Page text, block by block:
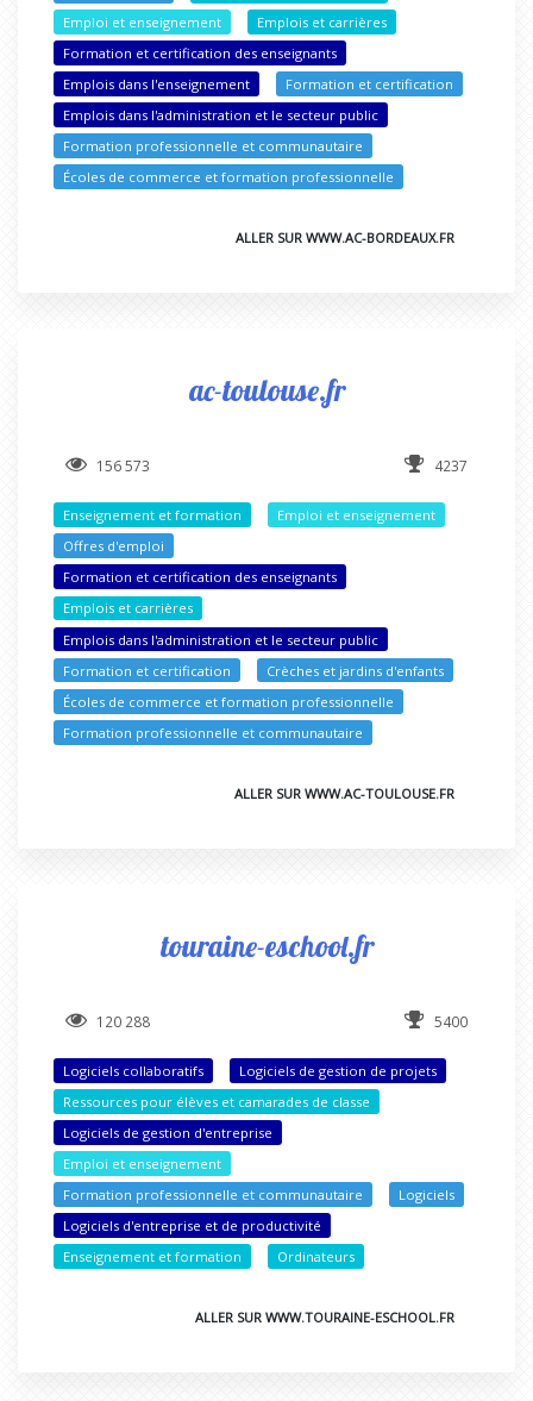
Emploi et enseignement
Emplois et carrières
Formation et certification des enseignants
Emplois dans l'enseignement
Formation et certification
Emplois dans l'administration et le secteur public
Formation professionnelle et communautaire
Écoles de commerce et formation professionnelle
ALLER SUR WWW.AC-BORDEAUX.FR
ac-toulouse.fr
156 573 4237
Enseignement et formation
Emploi et enseignement
Offres d'emploi
Formation et certification des enseignants
Emplois et carrières
Emplois dans l'administration et le secteur public
Formation et certification
Crèches et jardins d'enfants
Écoles de commerce et formation professionnelle
Formation professionnelle et communautaire
ALLER SUR WWW.AC-TOULOUSE.FR
touraine-eschool.fr
120 288 5400
Logiciels collaboratifs
Logiciels de gestion de projets
Ressources pour élèves et camarades de classe
Logiciels de gestion d'entreprise
Emploi et enseignement
Formation professionnelle et communautaire
Logiciels
Logiciels d'entreprise et de productivité
Enseignement et formation
Ordinateurs
ALLER SUR WWW.TOURAINE-ESCHOOL.FR